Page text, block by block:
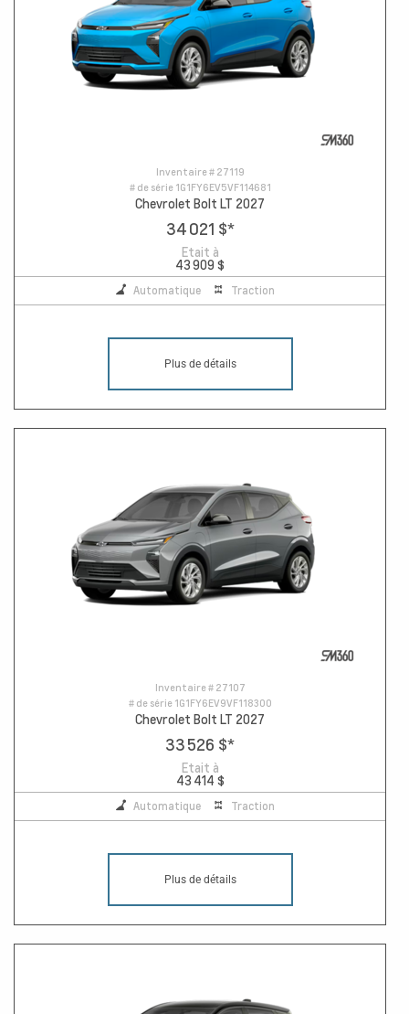
Inventaire # 27119
# de série 1G1FY6EV5VF114681
Chevrolet Bolt LT 2027
34 021 $*
Etait à
43 909 $
Automatique Traction
Plus de détails
Inventaire # 27107
# de série 1G1FY6EV9VF118300
Chevrolet Bolt LT 2027
33 526 $*
Etait à
43 414 $
Automatique Traction
Plus de détails